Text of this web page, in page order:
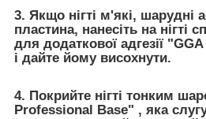
3. Якщо нігті м'які, шарудні
пластина, нанесіть на нігті
для додаткової адгезії
і дайте йому висохнути.
4. Покрийте нігті тонким
Professional Base" , яка